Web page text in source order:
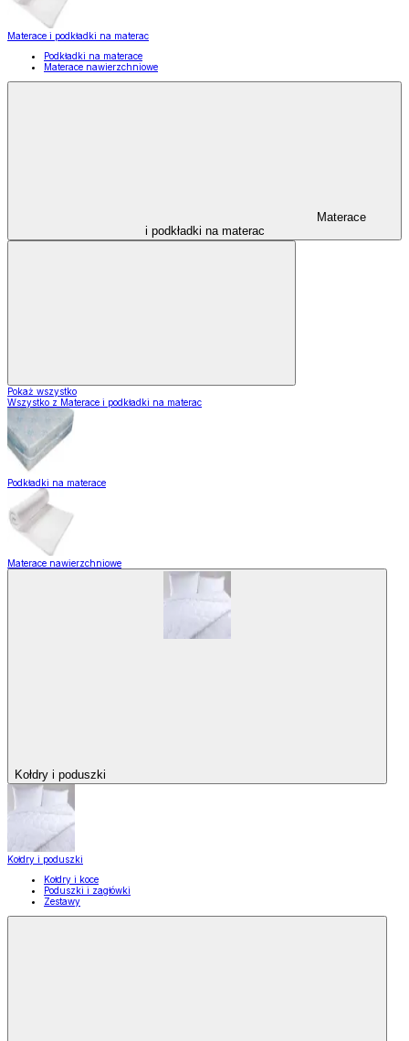
Materace i podkładki na materac
Podkładki na materace
Materace nawierzchniowe
Materace
i podkładki na materac
Pokaż wszystko
Wszystko z Materace i podkładki na materac
Podkładki na materace
Materace nawierzchniowe
Kołdry i poduszki
Kołdry i poduszki
Kołdry i koce
Poduszki i zagłówki
Zestawy